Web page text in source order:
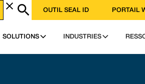
OUTIL SEAL ID PORTAIL
SOLUTIONS INDUSTRIES